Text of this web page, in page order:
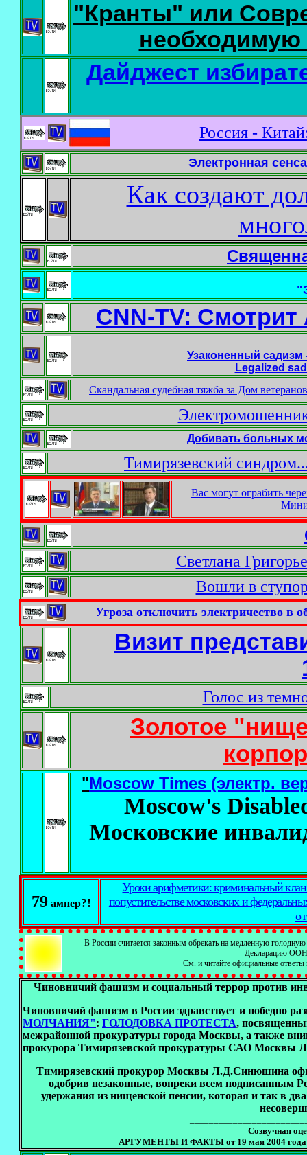
"Кранты" или
Дайджест
Россия -
Электронная
Как создают
CNN-TV:
Узаконенный садизм
Legalized
Скандальная судебная тяжба за Дом
Добивать больных
Тимирязевский
Вас могут ограбить
Светлана
Вошли в
Угроза отключить электричество в
Визит
Голос из
Золотое
"Moscow Times (электр.
Moscow's
Московские
79ампер?!
Уроки арифметики: криминальный клан
попустительстве московских и
В России считается законным обрекать на медленную
Декларацию ООН
См. и читайте официальные ответы
Чиновничий фашизм и социальный террор против
Чиновничий фашизм в России здравствует и победно
МОЛЧАНИЯ": ГОЛОДОВКА ПРОТЕСТА,
межрайонной прокуратуры города Москвы, а также
прокурора Тимирязевской прокуратуры САО Москвы
Тимирязевский прокурор Москвы Л.Д.Синюшина
одобрив незаконные, вопреки всем
удержания из нищенской пенсии, которая и так в
Созвучная
АРГУМЕНТЫ И ФАКТЫ от 19 мая 2004 года -